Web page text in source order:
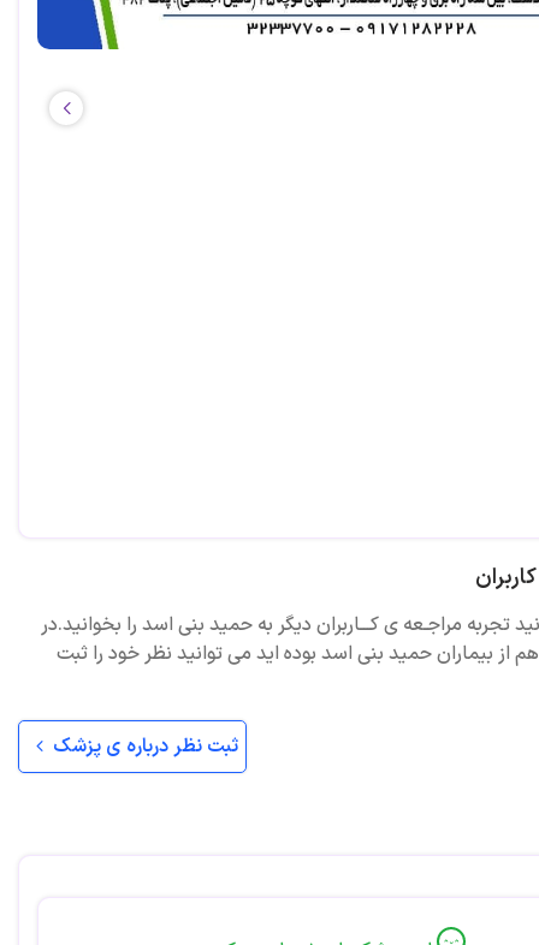
تجربه مراجـعه ی کـــاربران دیگر به حمید بنی اسد را بخوانید.در
از بیماران حمید بنی اسد بوده اید می توانید نظر خود را ثبت
ثبت نظر درباره ی پزشک